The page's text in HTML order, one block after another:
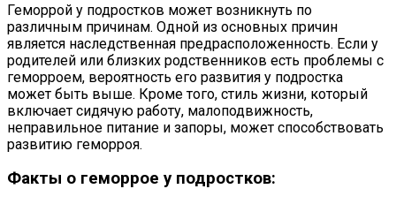
Геморрой у подростков может возникнуть по
различным причинам. Одной из основных причин
является наследственная предрасположенность. Если у
родителей или близких родственников есть проблемы с
геморроем, вероятность его развития у подростка
может быть выше. Кроме того, стиль жизни, который
включает сидячую работу, малоподвижность,
неправильное питание и запоры, может способствовать
развитию геморроя.
Факты о геморрое у подростков: